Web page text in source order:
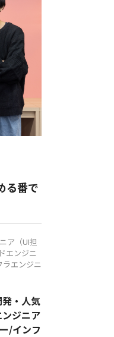
る番で
ア（UI担
エンジニ
エンジニ
発・人気
ジニア
/インフ